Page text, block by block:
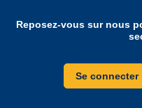
Reposez-vous sur nous
Se connecter